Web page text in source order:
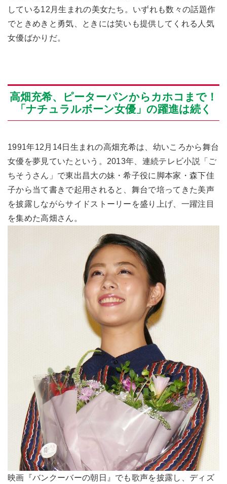
している12月生まれの美女たち。いずれも数々の話題作
でときめきと勇気、ときには笑いも提供してくれる人気
女優ばかりだ。
高畑充希、ピーターパンからカホコまで！
「ナチュラルボーン女優」の躍進は続く
1991年12月14日生まれの高畑充希は、幼いころから舞台
女優を夢見ていたという。2013年、連続テレビ小説「ご
ちそうさん」で東出昌大の妹・希子役に脚本家・森下佳
子から当て書きで起用されると、舞台で培ってきた美声
を披露しながらサイドストーリーを盛り上げ、一躍注目
を集めた高畑さん。
映画『バンクーバーの朝日』でも歌声を披露し、ディズ